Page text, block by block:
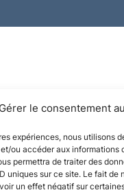
Gérer le consentement
expériences, nous utilisons
ou accéder aux informations
permettra de traiter des
uniques sur ce site. Le fait de
un effet négatif sur